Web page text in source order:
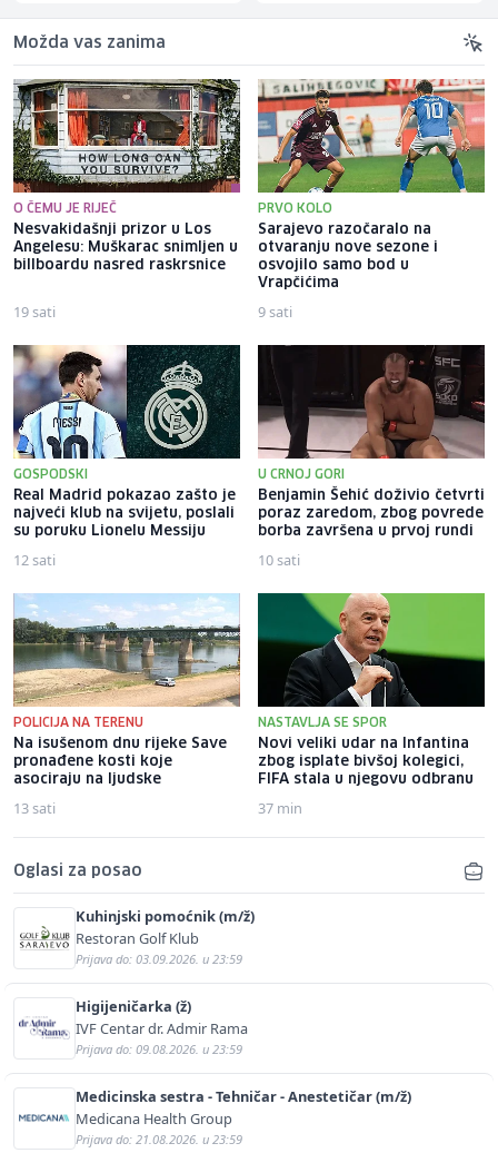
Možda vas zanima
O ČEMU JE RIJEČ
Nesvakidašnji prizor u Los
Angelesu: Muškarac snimljen u
billboardu nasred raskrsnice
19 sati
PRVO KOLO
Sarajevo razočaralo na
otvaranju nove sezone i
osvojilo samo bod u
Vrapčićima
9 sati
GOSPODSKI
Real Madrid pokazao zašto je
najveći klub na svijetu, poslali
su poruku Lionelu Messiju
12 sati
U CRNOJ GORI
Benjamin Šehić doživio četvrti
poraz zaredom, zbog povrede
borba završena u prvoj rundi
10 sati
POLICIJA NA TERENU
Na isušenom dnu rijeke Save
pronađene kosti koje
asociraju na ljudske
13 sati
NASTAVLJA SE SPOR
Novi veliki udar na Infantina
zbog isplate bivšoj kolegici,
FIFA stala u njegovu odbranu
37 min
Oglasi za posao
Kuhinjski pomoćnik (m/ž)
Restoran Golf Klub
Prijava do: 03.09.2026. u 23:59
Higijeničarka (ž)
IVF Centar dr. Admir Rama
Prijava do: 09.08.2026. u 23:59
Medicinska sestra - Tehničar - Anestetičar (m/ž)
Medicana Health Group
Prijava do: 21.08.2026. u 23:59